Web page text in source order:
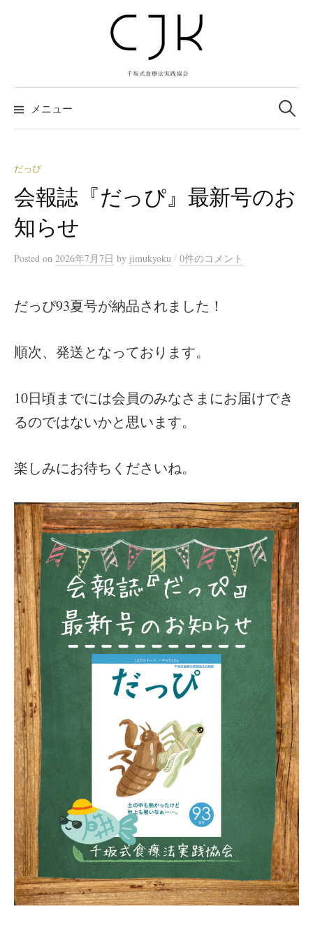
ツ
へ メニュー
検
索:
だっぴ
会報誌『だっぴ』最新号のお
知らせ
Posted on 2026年7月7日 by jimukyoku / 0件のコメント
だっぴ93夏号が納品されました！
順次、発送となっております。
10日頃までには会員のみなさまにお届けでき
るのではないかと思います。
楽しみにお待ちくださいね。